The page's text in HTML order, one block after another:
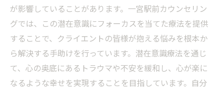
が影響していることがあります。一宮駅前カウンセリン
グでは、この潜在意識にフォーカスを当てた療法を提供
することで、クライエントの皆様が抱える悩みを根本か
ら解決する手助けを行っています。潜在意識療法を通じ
て、心の奥底にあるトラウマや不安を緩和し、心が楽に
なるような幸せを実現することを目指しています。自分